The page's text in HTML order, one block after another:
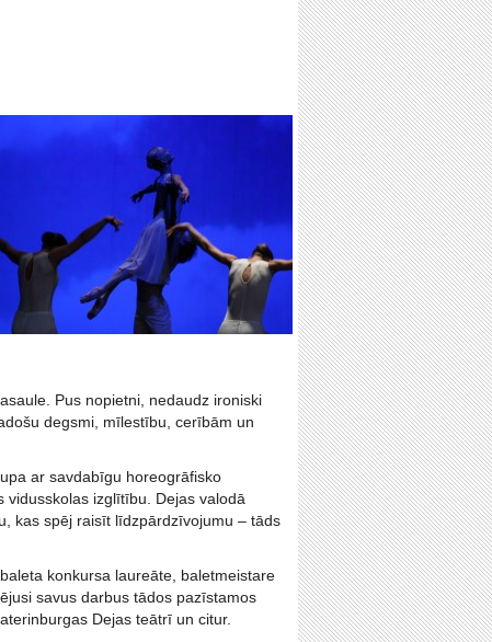
Pus nopietni, nedaudz ironiski
degsmi, mīlestību, cerībām un
ar savdabīgu horeogrāfisko
izglītību. Dejas valodā
kas spēj raisīt līdzpārdzīvojumu – tāds
konkursa laureāte, baletmeistare
savus darbus tādos pazīstamos
Dejas teātrī un citur.